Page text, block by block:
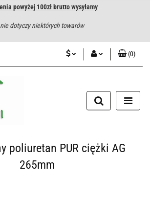
powyżej 100zł brutto wysyłamy
dotyczy niektórych towarów
Zarejestruj się
Dodaj zgłoszenie
(0)
poliuretan PUR ciężki AG
265mm